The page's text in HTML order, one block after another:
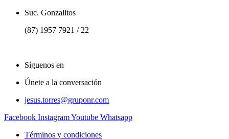
Suc. Gonzalitos
(87) 1957 7921 / 22
Síguenos en
Únete a la conversación
jesus.torres@gruponr.com
Facebook InstagramYoutube Whatsapp
Términos y condiciones